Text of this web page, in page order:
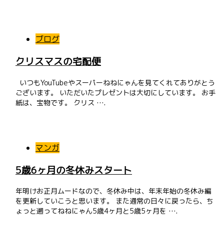
ブログ
クリスマスの宅配便
いつもYouTubeやスーパーねねにゃんを見てくれてありがとう
ございます。 いただいたプレゼントは大切にしています。 お手
紙は、宝物です。 クリス ….
マンガ
5歳6ヶ月の冬休みスタート
年明けお正月ムードなので、冬休み中は、年末年始の冬休み編
を更新していこうと思います。 また通常の日々に戻ったら、ち
ょっと遡ってねねにゃん5歳4ヶ月と5歳5ヶ月を ….